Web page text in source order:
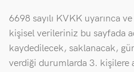
6698 sayılı KVKK uyarınca
kişisel verileriniz bu sayfada
kaydedilecek, saklanacak,
verdiği durumlarda 3. kişilere